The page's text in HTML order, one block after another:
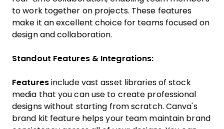
to work together on projects. These features
make it an excellent choice for teams focused on
design and collaboration.
Standout Features & Integrations:
Featuresinclude vast asset libraries of stock
media that you can use to create professional
designs without starting from scratch. Canva's
brand kit feature helps your team maintain brand